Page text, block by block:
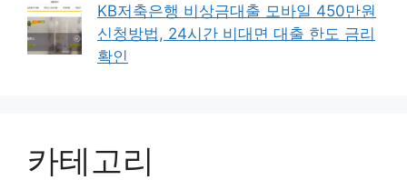
KB저축은행 비상금대출 모바일 450만원
신청방법, 24시간 비대면 대출 한도 금리
확인
카테고리